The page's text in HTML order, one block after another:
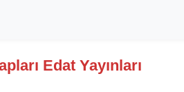
Edat Yayınları